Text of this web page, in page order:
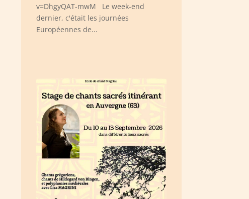
v=DhgyQAT-mwM Le week-end
dernier, c'était les journées
Européennes de...